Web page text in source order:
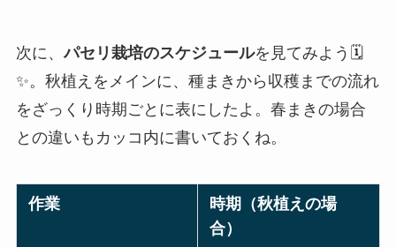
次に、パセリ栽培のスケジュールを見てみよう🗓️
✨。秋植えをメインに、種まきから収穫までの流れ
をざっくり時期ごとに表にしたよ。春まきの場合
との違いもカッコ内に書いておくね。
作業
時期（秋植えの場
合）